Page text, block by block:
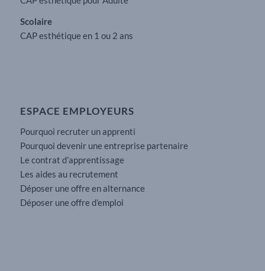
Scolaire
CAP esthétique en 1 ou 2 ans
ESPACE EMPLOYEURS
Pourquoi recruter un apprenti
Pourquoi devenir une entreprise partenaire
Le contrat d’apprentissage
Les aides au recrutement
Déposer une offre en alternance
Déposer une offre d’emploi